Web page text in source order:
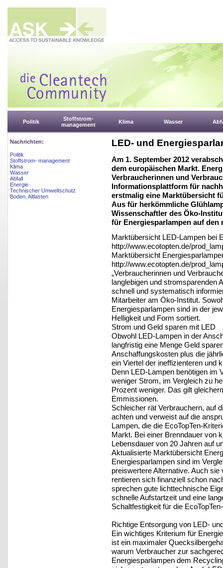
Politik
Stoffstrom-
management
Klima Wasser
Nachrichten:
Politik
Stoffstrom- management
Klima
Wasser
Abfall
Energie
Technischer Umweltschutz
Boden, Altlasten
LED- und
Am 1. September 2012
dem europäischen Markt.
Verbraucherinnen und
Informationsplattform für
erstmalig eine Marktübersicht
Aus für herkömmliche
Wissenschaftler des Öko-
für Energiesparlampen auf den
Marktübersicht LED-Lampen bei
http://www.ecotopten.de/
Marktübersicht
http://www.ecotopten.de/
„Verbraucherinnen und
langlebigen und stromsparenden
schnell und systematisch
Mitarbeiter am Öko-Institut.
Energiesparlampen sind in der
Helligkeit und Form sortiert.
Strom und Geld sparen mit LED
Obwohl LED-Lampen in der
langfristig eine Menge Geld
Anschaffungskosten plus die
ein Viertel der ineffizienteren und
Denn LED-Lampen benötigen im
weniger Strom, im Vergleich zu
Prozent weniger. Das gilt
Emmissionen.
Schleicher rät Verbrauchern, auf
achten und verweist auf die
Lampen, die die EcoTopTen-
Markt. Bei einer Brenndauer von
Lebensdauer von 20 Jahren auf
Aktualisierte Marktübersicht
Energiesparlampen sind im
preiswertere Alternative. Auch
rentieren sich finanziell schon
sprechen gute lichttechnische
schnelle Aufstartzeit und eine
Schaltfestigkeit für die
Richtige Entsorgung von LED-
Ein wichtiges Kriterium für
ist ein maximaler
warum Verbraucher zur
Energiesparlampen dem